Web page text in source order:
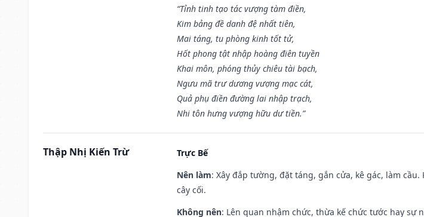
“Tỉnh tinh tạo tác vượng tàm điền,
Kim bảng đề danh đệ nhất tiên,
Mai táng, tu phòng kinh tốt tử,
Hốt phong tật nhập hoàng điên tuyền
Khai môn, phóng thủy chiêu tài bạch,
Ngưu mã trư dương vượng mạc cát,
Quả phụ điền đường lai nhập trạch,
Nhi tôn hưng vượng hữu dư tiền.”
Thập Nhị Kiến Trừ
Trực Bế
Nên làm: Xây đắp tường, đặt táng, gắn cửa, kê gác, làm
cây cối.
Không nên: Lên quan nhậm chức, thừa kế chức tước hay sự